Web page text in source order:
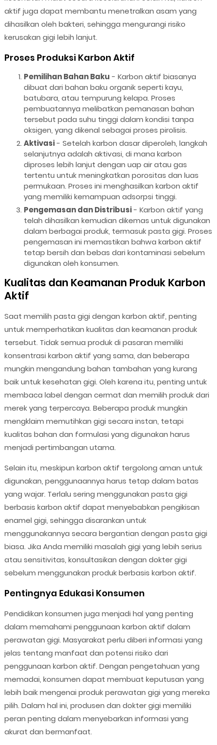
aktif juga dapat membantu menetralkan asam yang
dihasilkan oleh bakteri, sehingga mengurangi risiko
kerusakan gigi lebih lanjut.
Proses Produksi Karbon Aktif
Pemilihan Bahan Baku - Karbon aktif biasanya
dibuat dari bahan baku organik seperti kayu,
batubara, atau tempurung kelapa. Proses
pembuatannya melibatkan pemanasan bahan
tersebut pada suhu tinggi dalam kondisi tanpa
oksigen, yang dikenal sebagai proses pirolisis.
Aktivasi- Setelah karbon dasar diperoleh, langkah
selanjutnya adalah aktivasi, di mana karbon
diproses lebih lanjut dengan uap air atau gas
tertentu untuk meningkatkan porositas dan luas
permukaan. Proses ini menghasilkan karbon aktif
yang memiliki kemampuan adsorpsi tinggi.
Pengemasan dan Distribusi- Karbon aktif yang
telah dihasilkan kemudian dikemas untuk digunakan
dalam berbagai produk, termasuk pasta gigi. Proses
pengemasan ini memastikan bahwa karbon aktif
tetap bersih dan bebas dari kontaminasi sebelum
digunakan oleh konsumen.
Kualitas dan Keamanan Produk Karbon
Aktif
Saat memilih pasta gigi dengan karbon aktif, penting
untuk memperhatikan kualitas dan keamanan produk
tersebut. Tidak semua produk di pasaran memiliki
konsentrasi karbon aktif yang sama, dan beberapa
mungkin mengandung bahan tambahan yang kurang
baik untuk kesehatan gigi. Oleh karena itu, penting untuk
membaca label dengan cermat dan memilih produk dari
merek yang terpercaya. Beberapa produk mungkin
mengklaim memutihkan gigi secara instan, tetapi
kualitas bahan dan formulasi yang digunakan harus
menjadi pertimbangan utama.
Selain itu, meskipun karbon aktif tergolong aman untuk
digunakan, penggunaannya harus tetap dalam batas
yang wajar. Terlalu sering menggunakan pasta gigi
berbasis karbon aktif dapat menyebabkan pengikisan
enamel gigi, sehingga disarankan untuk
menggunakannya secara bergantian dengan pasta gigi
biasa. Jika Anda memiliki masalah gigi yang lebih serius
atau sensitivitas, konsultasikan dengan dokter gigi
sebelum menggunakan produk berbasis karbon aktif.
Pentingnya Edukasi Konsumen
Pendidikan konsumen juga menjadi hal yang penting
dalam memahami penggunaan karbon aktif dalam
perawatan gigi. Masyarakat perlu diberi informasi yang
jelas tentang manfaat dan potensi risiko dari
penggunaan karbon aktif. Dengan pengetahuan yang
memadai, konsumen dapat membuat keputusan yang
lebih baik mengenai produk perawatan gigi yang mereka
pilih. Dalam hal ini, produsen dan dokter gigi memiliki
peran penting dalam menyebarkan informasi yang
akurat dan bermanfaat.